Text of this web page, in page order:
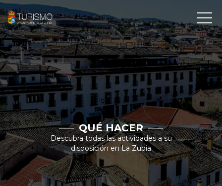
QUÉ HACER
Descubra todas las actividades a su
disposición en La Zubia